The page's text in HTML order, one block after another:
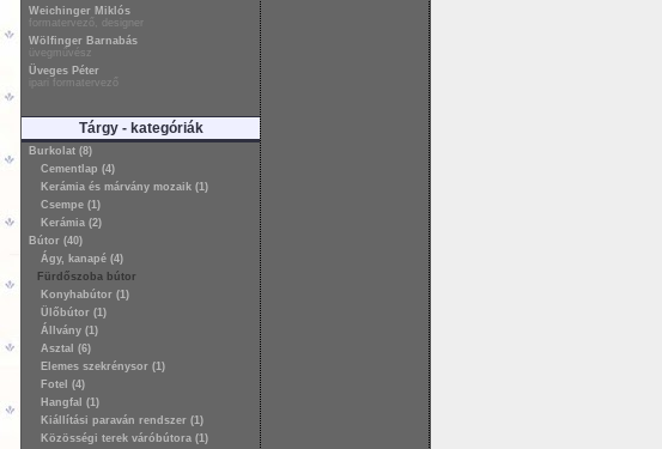
Weichinger Miklós
formatervező, designer
Wölfinger Barnabás
üvegművész
Üveges Péter
ipari formatervező
Tárgy - kategóriák
Burkolat (8)
Cementlap (4)
Kerámia és márvány mozaik (1)
Csempe (1)
Kerámia (2)
Bútor (40)
Ágy, kanapé (4)
Fürdőszoba bútor
Konyhabútor (1)
Ülőbútor (1)
Állvány (1)
Asztal (6)
Elemes szekrénysor (1)
Fotel (4)
Hangfal (1)
Kiállítási paraván rendszer (1)
Közösségi terek váróbútora (1)